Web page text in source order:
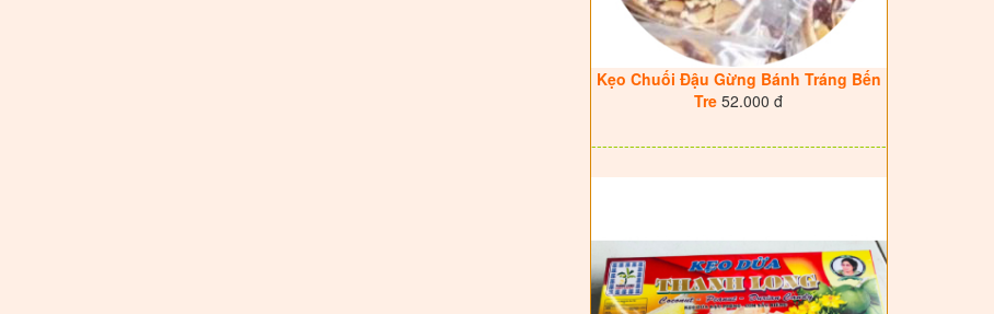
Kẹo Chuối Đậu Gừng Bánh Tráng Bến
Tre 52.000 đ
------------------------------------------------------